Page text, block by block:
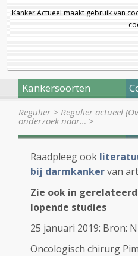
Kanker Actueel maakt gebruik van
Kankersoorten
Regulier> Regulier actueel
onderzoek naar… >
Raadpleeg ook
bij darmkankervan
Zie ook in
lopende studies
25 januari 2019: Bron:
Oncologisch chirurg